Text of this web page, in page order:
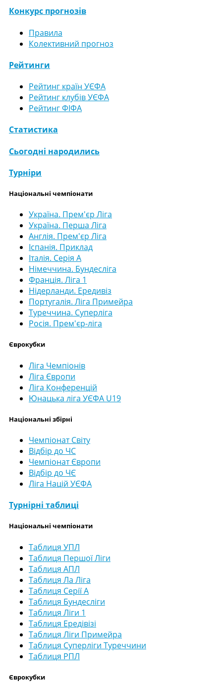
Конкурс прогнозів
Правила
Колективний прогноз
Рейтинги
Рейтинг країн УЄФА
Рейтинг клубів УЄФА
Рейтинг ФІФА
Статистика
Сьогодні народились
Турніри
Національні чемпіонати
Україна. Прем'єр Ліга
Україна. Перша Ліга
Англія. Прем'єр Ліга
Іспанія. Приклад
Італія. Серія А
Німеччина. Бундесліга
Франція. Ліга 1
Нідерланди. Ередивіз
Португалія. Ліга Примейра
Туреччина. Суперліга
Росія. Прем'єр-ліга
Єврокубки
Ліга Чемпіонів
Ліга Європи
Ліга Конференцій
Юнацька ліга УЄФА U19
Національні збірні
Чемпіонат Світу
Відбір до ЧС
Чемпіонат Європи
Відбір до ЧЄ
Ліга Націй УЄФА
Турнірні таблиці
Національні чемпіонати
Таблиця УПЛ
Таблиця Першої Ліги
Таблиця АПЛ
Таблиця Ла Ліга
Таблиця Серії А
Таблиця Бундесліги
Таблиця Ліги 1
Таблиця Ередівізі
Таблиця Ліги Примейра
Таблиця Суперліги Туреччини
Таблиця РПЛ
Єврокубки